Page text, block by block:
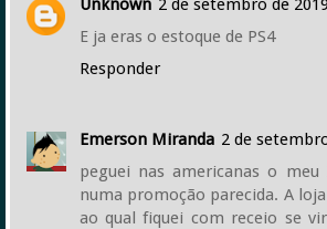
Unknown 2 de setembro de
E ja eras o estoque de PS4
Responder
Emerson Miranda 2 de
peguei nas americanas o meu
numa promoção parecida. A
ao qual fiquei com receio se